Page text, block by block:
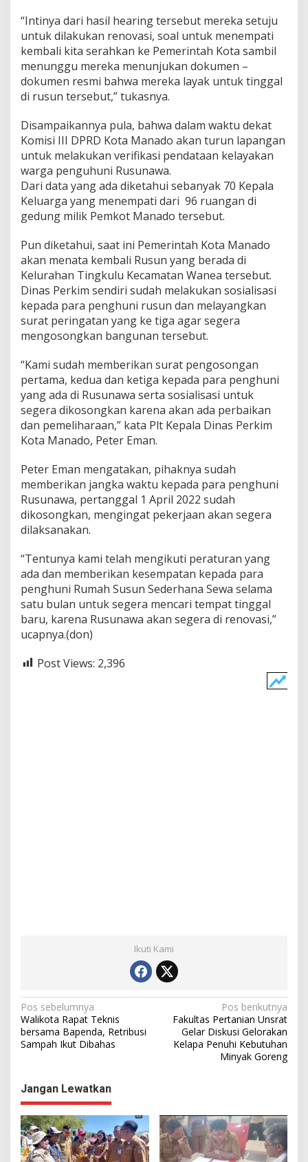
“Intinya dari hasil hearing tersebut mereka setuju
untuk dilakukan renovasi, soal untuk menempati
kembali kita serahkan ke Pemerintah Kota sambil
menunggu mereka menunjukan dokumen –
dokumen resmi bahwa mereka layak untuk tinggal
di rusun tersebut,” tukasnya.
Disampaikannya pula, bahwa dalam waktu dekat
Komisi III DPRD Kota Manado akan turun lapangan
untuk melakukan verifikasi pendataan kelayakan
warga penguhuni Rusunawa.
Dari data yang ada diketahui sebanyak 70 Kepala
Keluarga yang menempati dari 96 ruangan di
gedung milik Pemkot Manado tersebut.
Pun diketahui, saat ini Pemerintah Kota Manado
akan menata kembali Rusun yang berada di
Kelurahan Tingkulu Kecamatan Wanea tersebut.
Dinas Perkim sendiri sudah melakukan sosialisasi
kepada para penghuni rusun dan melayangkan
surat peringatan yang ke tiga agar segera
mengosongkan bangunan tersebut.
“Kami sudah memberikan surat pengosongan
pertama, kedua dan ketiga kepada para penghuni
yang ada di Rusunawa serta sosialisasi untuk
segera dikosongkan karena akan ada perbaikan
dan pemeliharaan,” kata Plt Kepala Dinas Perkim
Kota Manado, Peter Eman.
Peter Eman mengatakan, pihaknya sudah
memberikan jangka waktu kepada para penghuni
Rusunawa, pertanggal 1 April 2022 sudah
dikosongkan, mengingat pekerjaan akan segera
dilaksanakan.
“Tentunya kami telah mengikuti peraturan yang
ada dan memberikan kesempatan kepada para
penghuni Rumah Susun Sederhana Sewa selama
satu bulan untuk segera mencari tempat tinggal
baru, karena Rusunawa akan segera di renovasi,”
ucapnya.(don)
Post Views: 2,396
Ikuti Kami
N
a
v
g
a
s
i
Pos sebelumnya
Walikota Rapat Teknis
bersama Bapenda, Retribusi
Sampah Ikut Dibahas
Pos berikutnya
Fakultas Pertanian Unsrat
Gelar Diskusi Gelorakan
Kelapa Penuhi Kebutuhan
Minyak Goreng
Jangan Lewatkan